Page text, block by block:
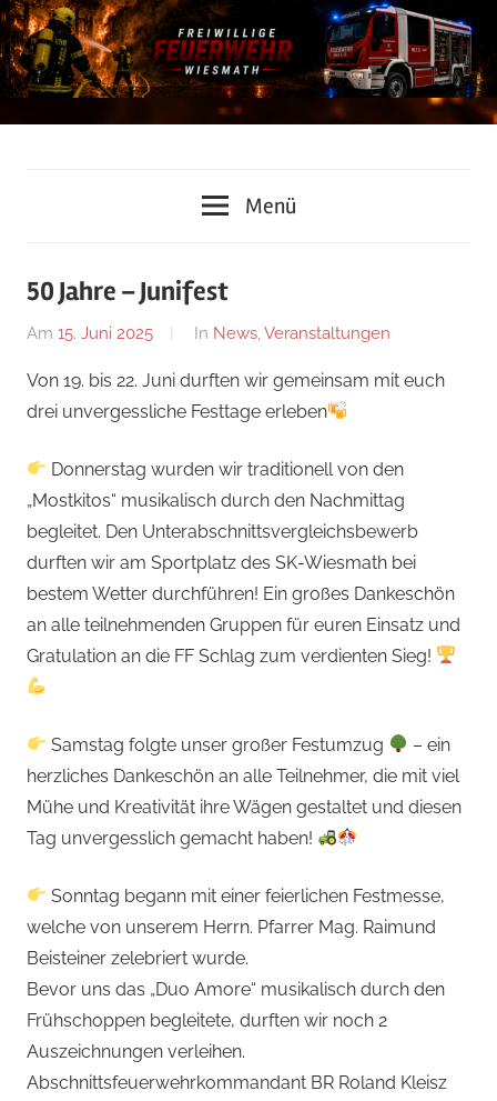
Zum
Inhalt
springen
Feuerwehr
Wiesmath
Menü
50 Jahre – Junifest
Am 15. Juni 2025
Von
Grundtner
In News Veranstaltungen
Von 19. bis 22. Juni durften wir gemeinsam mit euch
drei unvergessliche Festtage erleben
Donnerstag wurden wir traditionell von den
„Mostkitos“ musikalisch durch den Nachmittag
begleitet. Den Unterabschnittsvergleichsbewerb
durften wir am Sportplatz des SK-Wiesmath bei
bestem Wetter durchführen! Ein großes Dankeschön
an alle teilnehmenden Gruppen für euren Einsatz und
Gratulation an die FF Schlag zum verdienten Sieg!
Samstag folgte unser großer Festumzug
– ein
herzliches Dankeschön an alle Teilnehmer, die mit viel
Mühe und Kreativität ihre Wägen gestaltet und diesen
Tag unvergesslich gemacht haben!
Sonntag begann mit einer feierlichen Festmesse,
welche von unserem Herrn. Pfarrer Mag. Raimund
Beisteiner zelebriert wurde.
Bevor uns das „Duo Amore“ musikalisch durch den
Frühschoppen begleitete, durften wir noch 2
Auszeichnungen verleihen.
Abschnittsfeuerwehrkommandant BR Roland Kleisz